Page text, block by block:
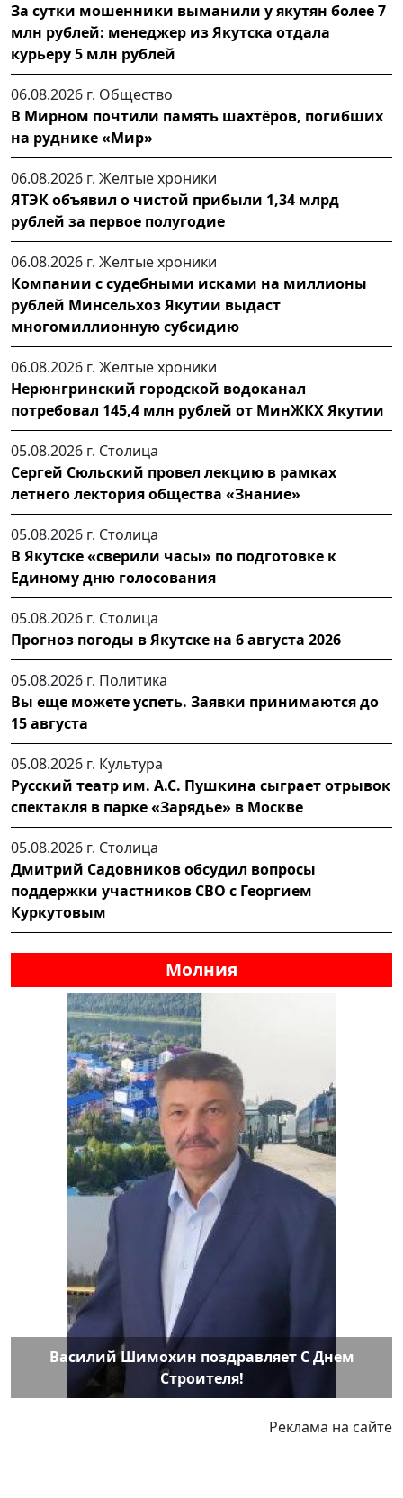
За сутки мошенники выманили у якутян более 7
млн рублей: менеджер из Якутска отдала
курьеру 5 млн рублей
06.08.2026 г. Общество
В Мирном почтили память шахтёров, погибших
на руднике «Мир»
06.08.2026 г. Желтые хроники
ЯТЭК объявил о чистой прибыли 1,34 млрд
рублей за первое полугодие
06.08.2026 г. Желтые хроники
Компании с судебными исками на миллионы
рублей Минсельхоз Якутии выдаст
многомиллионную субсидию
06.08.2026 г. Желтые хроники
Нерюнгринский городской водоканал
потребовал 145,4 млн рублей от МинЖКХ Якутии
05.08.2026 г. Столица
Сергей Сюльский провел лекцию в рамках
летнего лектория общества «Знание»
05.08.2026 г. Столица
В Якутске «сверили часы» по подготовке к
Единому дню голосования
05.08.2026 г. Столица
Прогноз погоды в Якутске на 6 августа 2026
05.08.2026 г. Политика
Вы еще можете успеть. Заявки принимаются до
15 августа
05.08.2026 г. Культура
Русский театр им. А.С. Пушкина сыграет отрывок
спектакля в парке «Зарядье» в Москве
05.08.2026 г. Столица
Дмитрий Садовников обсудил вопросы
поддержки участников СВО с Георгием
Куркутовым
Молния
Василий Шимохин поздравляет С Днем
Строителя!
Реклама на сайте